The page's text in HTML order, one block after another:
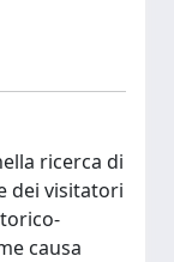
ricerca di
dei visitatori
causa